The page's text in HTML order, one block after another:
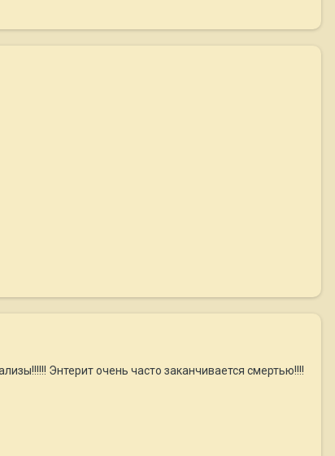
Энтерит очень часто заканчивается смертью!!!!